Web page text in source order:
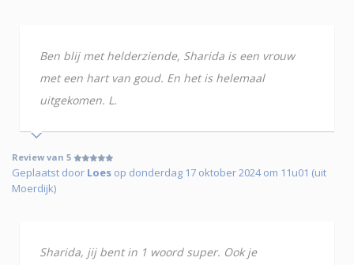
Ben blij met helderziende, Sharida is een vrouw
met een hart van goud. En het is helemaal
uitgekomen. L.
Review van 5
Geplaatst door Loes op donderdag 17 oktober 2024 om 11u01 (uit
Moerdijk)
Sharida, jij bent in 1 woord super. Ook je